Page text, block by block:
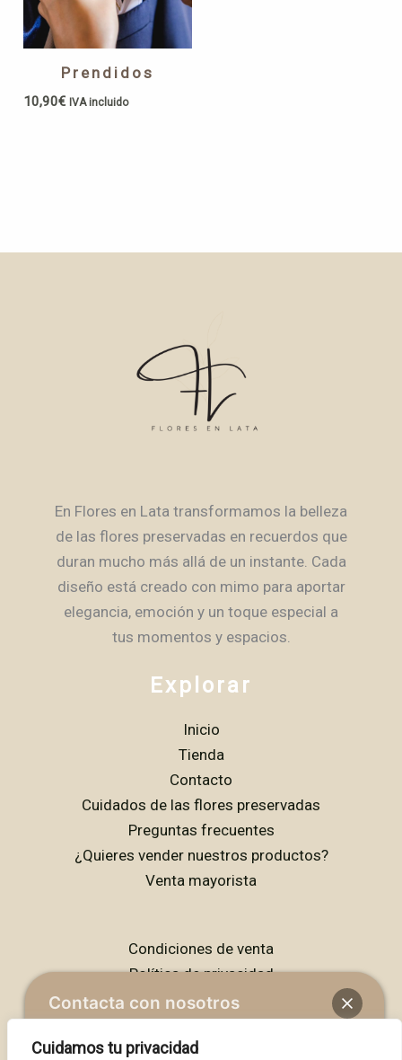
Cuidamos tu privacidad
Prendidos
10,90€ IVA incluido
En Flores en Lata transformamos la belleza
de las flores preservadas en recuerdos que
duran mucho más allá de un instante. Cada
diseño está creado con mimo para aportar
elegancia, emoción y un toque especial a
tus momentos y espacios.
Explorar
Inicio
Tienda
Contacto
Cuidados de las flores preservadas
Preguntas frecuentes
¿Quieres vender nuestros productos?
Venta mayorista
Condiciones de venta
Política de privacidad
Política de cookies
Aviso legal
Contacta con nosotros